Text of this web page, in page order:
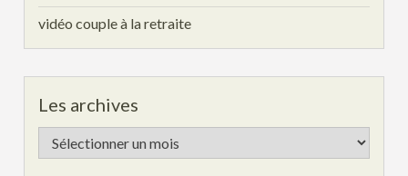
vidéo couple à la retraite
Les archives
Les
archives